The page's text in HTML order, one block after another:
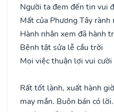
Người ta đem đến tin vui
Mất của Phương Tây rành
Hành nhân xem đã hành
Bệnh tật sửa lễ cầu trời
Mọi việc thuận lợi vui
Rất tốt lành, xuất hành
may mắn. Buôn bán có